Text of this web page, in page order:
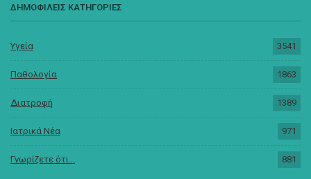
ΔΗΜΟΦΙΛΕΙΣ ΚΑΤΗΓΟΡΙΕΣ
Υγεία 3541
Παθολογία 1863
Διατροφή 1389
Ιατρικά Νέα 971
Γνωρίζετε ότι... 881